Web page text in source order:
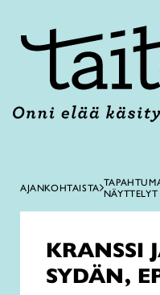
AJANKOHTAISTA NÄYTTELYT
KRANSSI
SYDÄN,